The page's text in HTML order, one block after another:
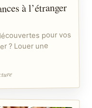
à l’étranger
pour vos
? Louer une